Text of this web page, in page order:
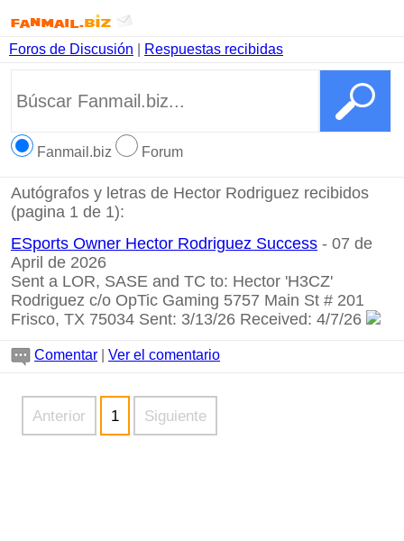
Foros de Discusión Respuestas recibidas
Fanmail.biz Forum
Autógrafos y letras de Hector Rodriguez recibidos
(pagina 1 de 1):
ESports Owner Hector Rodriguez Success - 07 de
April de 2026
Sent a LOR, SASE and TC to: Hector 'H3CZ'
Rodriguez c/o OpTic Gaming 5757 Main St # 201
Frisco, TX 75034 Sent: 3/13/26 Received: 4/7/26
Comentar Ver el comentario
Anterior 1 Siguiente